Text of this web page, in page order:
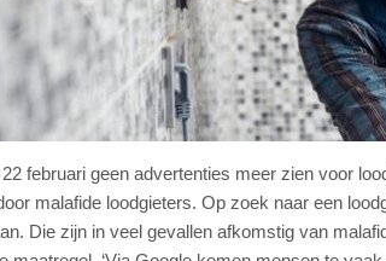
februari geen advertenties meer zien voor
malafide loodgieters. Op zoek naar een
Die zijn in veel gevallen afkomstig van